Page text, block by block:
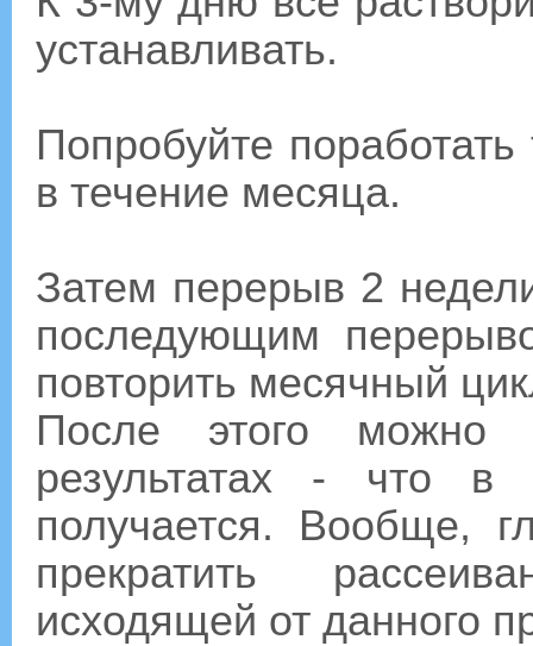
устанавливать.
Попробуйте
в течение месяца.
Затем перерыв 2
последующим
повторить месячный
После этого можно
результатах - что в
получается. Вообще,
прекратить
исходящей от данного